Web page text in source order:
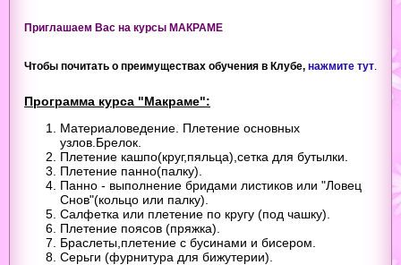
Приглашаем Вас на курсы МАКРАМЕ
Чтобы почитать о преимуществах обучения в Клубе, нажмите тут
Программа курса "Макраме":
Материаловедение. Плетение основных
узлов.Брелок.
Плетение кашпо(круг,пяльца),сетка для бутылки.
Плетение панно(палку).
Панно - выполнение бридами листиков или "Ловец
Снов"(кольцо или палку).
Салфетка или плетение по кругу (под чашку).
Плетение поясов (пряжка).
Браслеты,плетение с бусинами и бисером.
Серьги (фурнитура для бижутерии).